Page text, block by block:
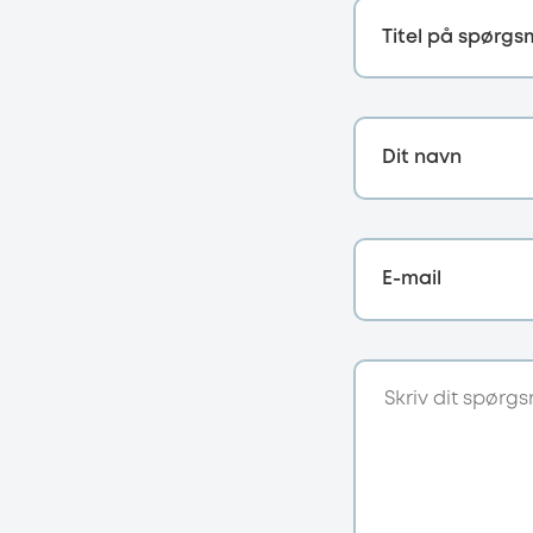
Titel på
Dit navn
E-mail